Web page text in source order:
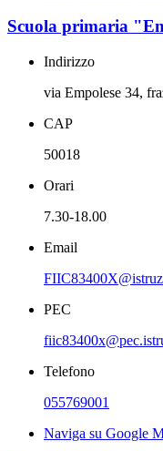
Scuola primaria
Indirizzo
via Empolese 34,
CAP
50018
Orari
7.30-18.00
Email
PEC
Telefono
055769001
Naviga su Google